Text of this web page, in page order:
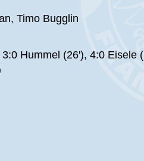
Timo Bugglin
Hummel (26'), 4:0 Eisele